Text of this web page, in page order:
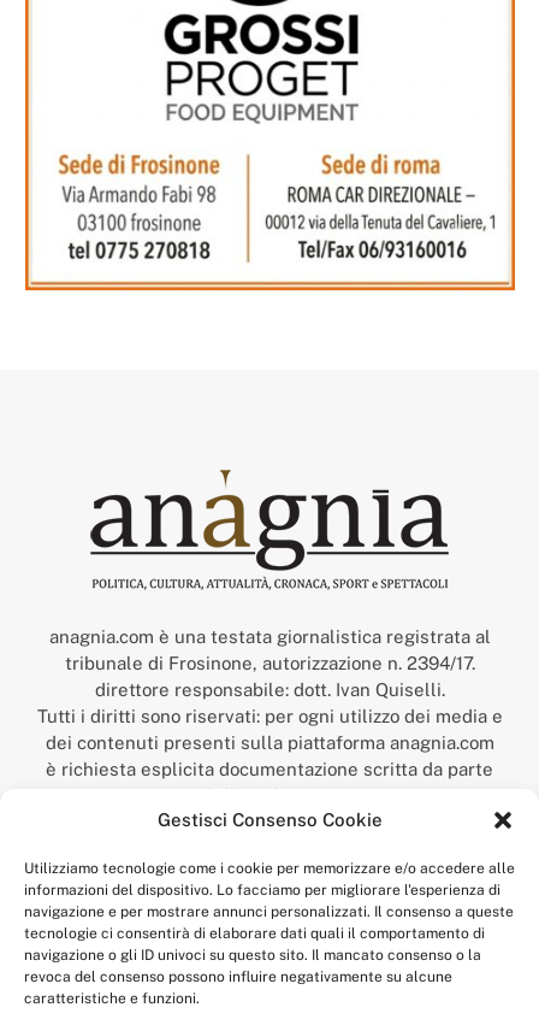
Gestisci Consenso Cookie
Utilizziamo tecnologie come i cookie per memorizzare e/o accedere alle
informazioni del dispositivo. Lo facciamo per migliorare l'esperienza di
navigazione e per mostrare annunci personalizzati. Il consenso a queste
tecnologie ci consentirà di elaborare dati quali il comportamento di
navigazione o gli ID univoci su questo sito. Il mancato consenso o la
revoca del consenso possono influire negativamente su alcune
caratteristiche e funzioni.
anagnia.com è una testata giornalistica registrata al
tribunale di Frosinone, autorizzazione n. 2394/17.
direttore responsabile: dott. Ivan Quiselli.
Tutti i diritti sono riservati: per ogni utilizzo dei media e
dei contenuti presenti sulla piattaforma anagnia.com
è richiesta esplicita documentazione scritta da parte
della redazione.
“Anagnia” è un marchio registrato presso l’Ufficio Italiano
Economico,
num. registrazione: 302017000014044 del 9 febbraio 2017.
Per contatti:redazione@anagnia.com